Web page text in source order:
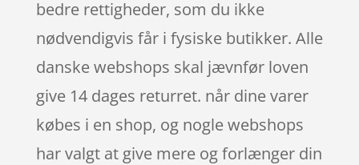
bedre rettigheder, som du ikke
nødvendigvis får i fysiske butikker. Alle
danske webshops skal jævnfør loven
give 14 dages returret. når dine varer
købes i en shop, og nogle webshops
har valgt at give mere og forlænger din